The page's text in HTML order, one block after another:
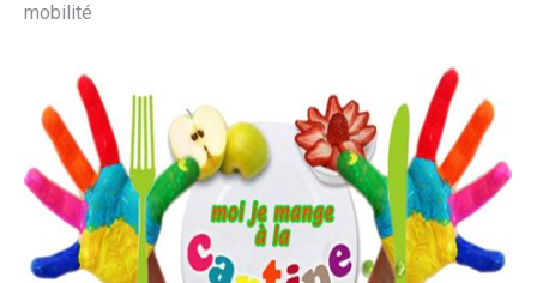
mobilité